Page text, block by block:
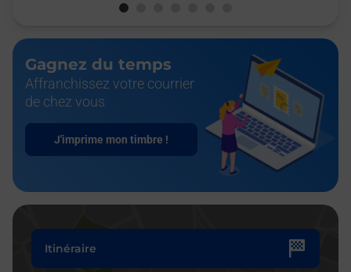
Gagnez du temps
Affranchissez votre courrier
de chez vous
J'imprime mon timbre !
Itinéraire